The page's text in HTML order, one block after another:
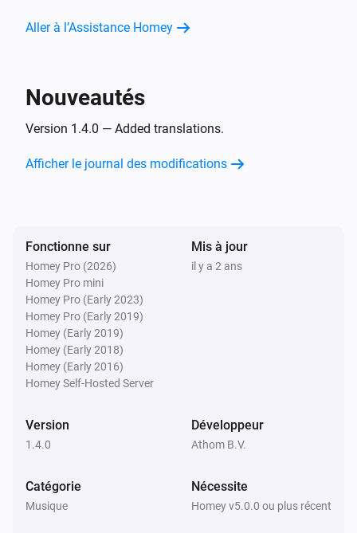
Lire
Beoplay
Beoplay
Précédent
Beoplay
Définir le volume sur
Beoplay
Définir le volume relatif
Source
Aller à l’Assistance Homey
Nouveautés
Version 1.4.0 — Added translations.
Afficher le journal des modifications
Fonctionne sur
Homey Pro (2026)
Homey Pro mini
Homey Pro (Early 2023)
Homey Pro (Early 2019)
Homey (Early 2019)
Homey (Early 2018)
Homey (Early 2016)
Homey Self-Hosted Server
Mis à jour
il y a 2 ans
Version
1.4.0
Développeur
Athom B.V.
Catégorie
Musique
Nécessite
Homey v5.0.0 ou plus récent